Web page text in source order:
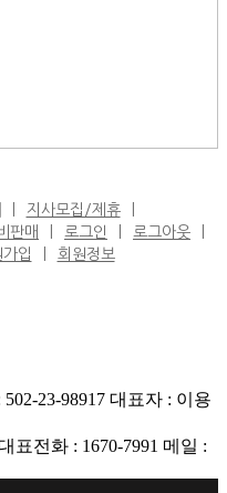
지사모집/제휴
판매
로그인
로그아웃
입
회원정보
23-98917 대표자 : 이용
표전화 : 1670-7991 메일 :